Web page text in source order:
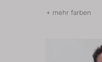
+ mehr farben